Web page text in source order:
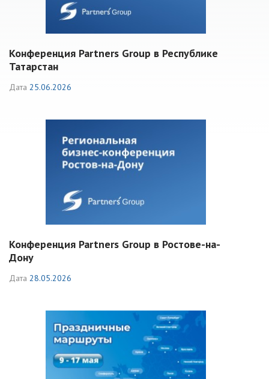
Конференция Partners Group в Республике
Татарстан
Дата 25.06.2026
Конференция Partners Group в Ростове-на-
Дону
Дата 28.05.2026